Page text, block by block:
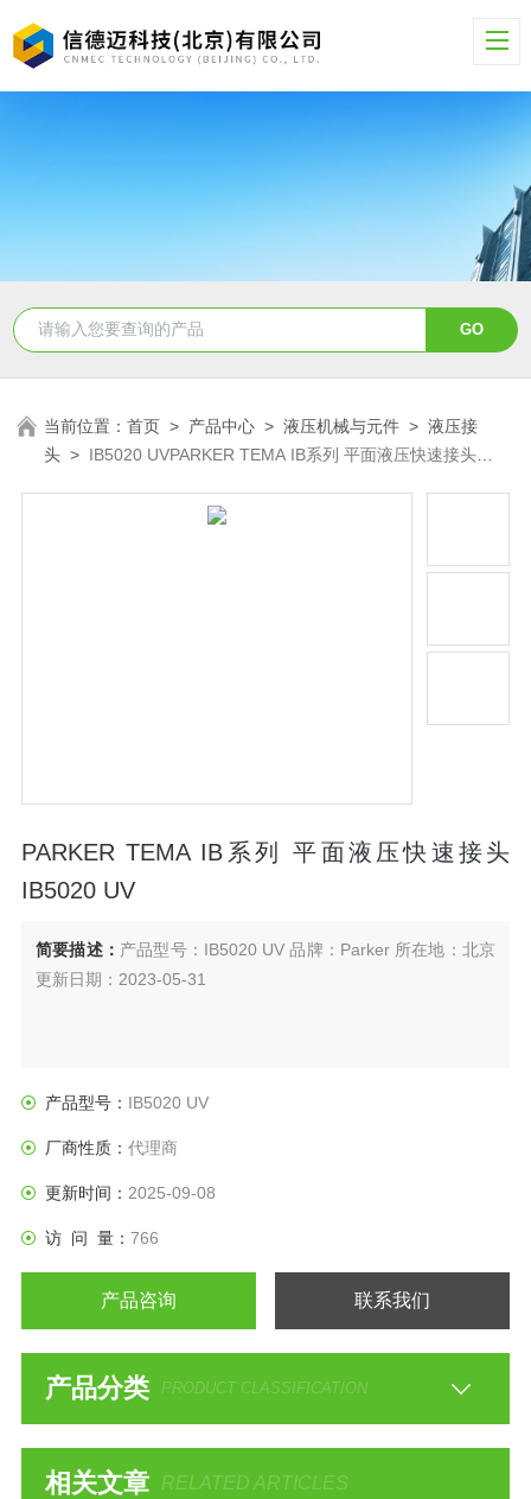
当前位置：首页 > 产品中心 >液压机械与元件 >液压接
头 > IB5020 UVPARKER TEMA IB系列 平面液压快速接头
PARKER TEMA IB系列 平面液压快速接头
IB5020 UV
简要描述： 产品型号：IB5020 UV 品牌：Parker 所在地：北京
更新日期：2023-05-31
产品型号： IB5020 UV
厂商性质： 代理商
更新时间： 2025-09-08
访 问 量： 766
产品咨询 联系我们
产品分类 PRODUCT CLASSIFICATION
相关文章 RELATED ARTICLES